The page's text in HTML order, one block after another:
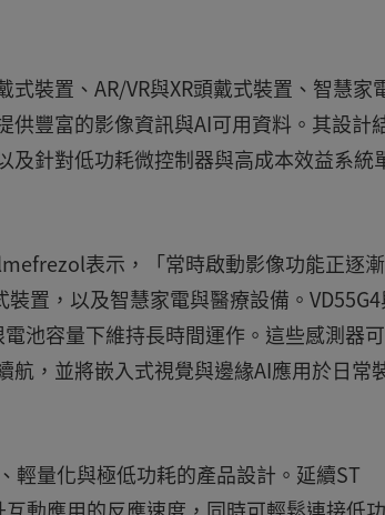
裝置、AR/VR與XR頭戴式裝置、智慧家
豐富的影像資訊與AI可用資料。其設計
針對低功耗微控制器與高成本效益系統
表示，「常時啟動影像功能正逐
置，以及智慧家電與醫療設備。
池容量下維持長時間運作。這些感測器
，並將嵌入式視覺與邊緣AI應用於日常
輕量化與極低功耗的產品設計。延續ST